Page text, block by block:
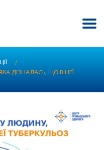
/
ДІЗНАЛАСЬ, ЩО В НЕЇ